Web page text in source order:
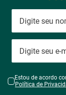
Estou de acordo
Política de